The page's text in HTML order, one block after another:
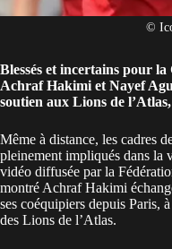
©
Blessés et incertains pour
Achraf Hakimi et Nayef
soutien aux Lions de
Même à distance, les cadres
pleinement impliqués dans la
vidéo diffusée par la
montré Achraf Hakimi
ses coéquipiers depuis Paris,
des Lions de l’Atlas.